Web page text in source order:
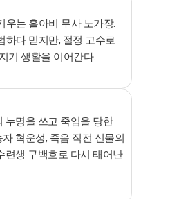
우는 홀아비 무사 노가장.
하다 믿지만, 절정 고수로
기 생활을 이어간다.
누명을 쓰고 죽임을 당한
혁운성, 죽음 직전 신물의
련생 구백호로 다시 태어난